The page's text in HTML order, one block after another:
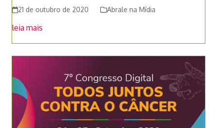
21 de outubro de 2020 Abrale na Mídia
leia mais